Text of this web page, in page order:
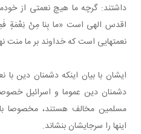
داشتند: گرچه ما هیچ نعمتی از
اقدس الهی است «ما بِنا مِنْ نِعْمَةٍ
نعمتهایی است که خداوند بر ما منت
ایشان با بیان اینکه دشمنان دین
دشمنان دین عموما و اسرائیل
مسلمین مخالف هستند، مخصوصا
اینها را سرجایشان بنشاند.